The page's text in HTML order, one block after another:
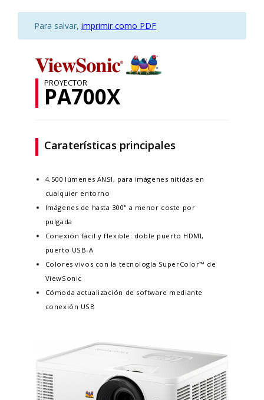
Para salvar, imprimir como PDF
PROYECTOR
PA700X
Caraterísticas principales
4.500 lúmenes ANSI, para imágenes nítidas en
cualquier entorno
Imágenes de hasta 300" a menor coste por
pulgada ​
Conexión fácil y flexible: doble puerto HDMI,
puerto USB-A​
Colores vivos con la tecnología SuperColor™ de
ViewSonic​
Cómoda actualización de software mediante
conexión USB